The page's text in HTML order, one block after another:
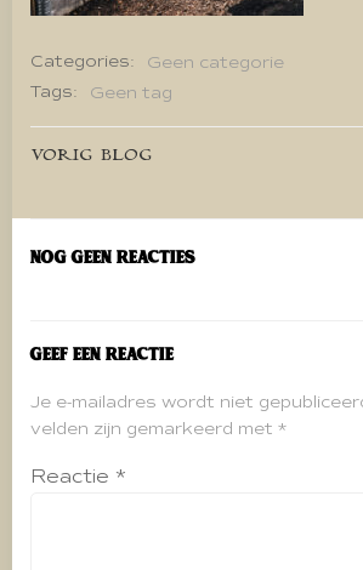
Categories:
Geen categorie
Tags:
Geen tag
Bericht
navigatie
VORIG BLOG
Nog geen reacties
Geef een reactie
Je e-mailadres wordt niet
velden zijn gemarkeerd met *
Reactie *